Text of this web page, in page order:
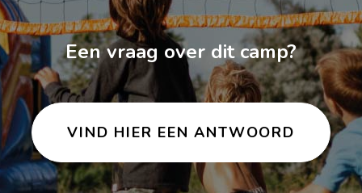
Een vraag over dit camp?
VIND HIER EEN ANTWOORD